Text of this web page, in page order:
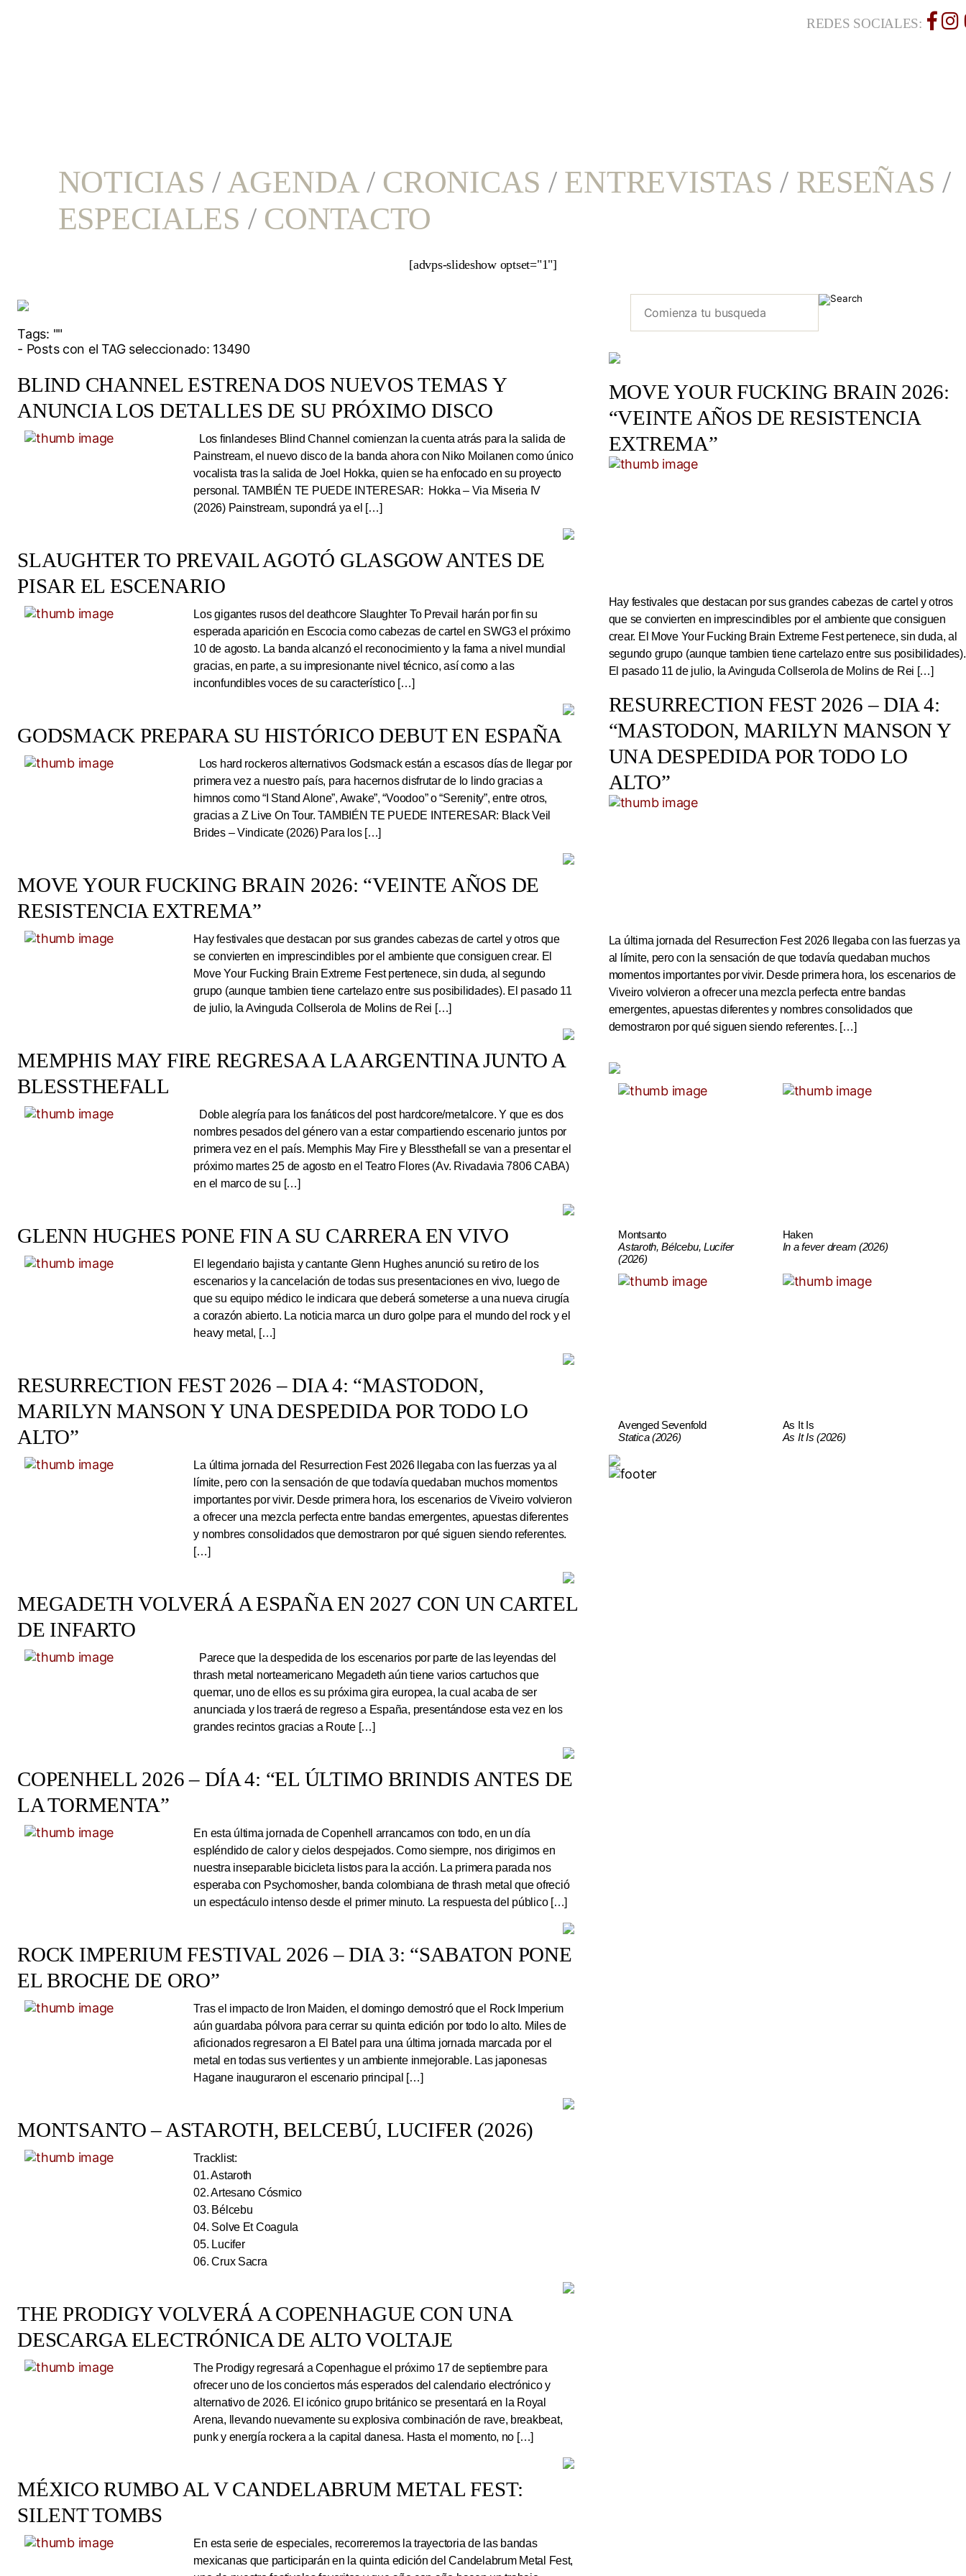
REDES SOCIALES:
NOTICIAS /AGENDA/ CRONICAS / ENTREVISTAS / RESEÑAS /
ESPECIALES / CONTACTO
[advps-slideshow optset="1"]
Tags: ""
- Posts con el TAG seleccionado: 13490
BLIND CHANNEL ESTRENA DOS NUEVOS TEMAS Y
ANUNCIA LOS DETALLES DE SU PRÓXIMO DISCO
Los finlandeses Blind Channel comienzan la cuenta atrás para la salida de
Painstream, el nuevo disco de la banda ahora con Niko Moilanen como único
vocalista tras la salida de Joel Hokka, quien se ha enfocado en su proyecto
personal. TAMBIÉN TE PUEDE INTERESAR: Hokka – Via Miseria IV
(2026) Painstream, supondrá ya el […]
SLAUGHTER TO PREVAIL AGOTÓ GLASGOW ANTES DE
PISAR EL ESCENARIO
Los gigantes rusos del deathcore Slaughter To Prevail harán por fin su
esperada aparición en Escocia como cabezas de cartel en SWG3 el próximo
10 de agosto. La banda alcanzó el reconocimiento y la fama a nivel mundial
gracias, en parte, a su impresionante nivel técnico, así como a las
inconfundibles voces de su característico […]
GODSMACK PREPARA SU HISTÓRICO DEBUT EN ESPAÑA
Los hard rockeros alternativos Godsmack están a escasos días de llegar por
primera vez a nuestro país, para hacernos disfrutar de lo lindo gracias a
himnos como “I Stand Alone”, Awake”, “Voodoo” o “Serenity”, entre otros,
gracias a Z Live On Tour. TAMBIÉN TE PUEDE INTERESAR: Black Veil
Brides – Vindicate (2026) Para los […]
MOVE YOUR FUCKING BRAIN 2026: “VEINTE AÑOS DE
RESISTENCIA EXTREMA”
Hay festivales que destacan por sus grandes cabezas de cartel y otros que
se convierten en imprescindibles por el ambiente que consiguen crear. El
Move Your Fucking Brain Extreme Fest pertenece, sin duda, al segundo
grupo (aunque tambien tiene cartelazo entre sus posibilidades). El pasado 11
de julio, la Avinguda Collserola de Molins de Rei […]
MEMPHIS MAY FIRE REGRESA A LA ARGENTINA JUNTO A
BLESSTHEFALL
Doble alegría para los fanáticos del post hardcore/metalcore. Y que es dos
nombres pesados del género van a estar compartiendo escenario juntos por
primera vez en el país. Memphis May Fire y Blessthefall se van a presentar el
próximo martes 25 de agosto en el Teatro Flores (Av. Rivadavia 7806 CABA)
en el marco de su […]
GLENN HUGHES PONE FIN A SU CARRERA EN VIVO
El legendario bajista y cantante Glenn Hughes anunció su retiro de los
escenarios y la cancelación de todas sus presentaciones en vivo, luego de
que su equipo médico le indicara que deberá someterse a una nueva cirugía
a corazón abierto. La noticia marca un duro golpe para el mundo del rock y el
heavy metal, […]
RESURRECTION FEST 2026 – DIA 4: “MASTODON,
MARILYN MANSON Y UNA DESPEDIDA POR TODO LO
ALTO”
La última jornada del Resurrection Fest 2026 llegaba con las fuerzas ya al
límite, pero con la sensación de que todavía quedaban muchos momentos
importantes por vivir. Desde primera hora, los escenarios de Viveiro volvieron
a ofrecer una mezcla perfecta entre bandas emergentes, apuestas diferentes
y nombres consolidados que demostraron por qué siguen siendo referentes.
[…]
MEGADETH VOLVERÁ A ESPAÑA EN 2027 CON UN CARTEL
DE INFARTO
Parece que la despedida de los escenarios por parte de las leyendas del
thrash metal norteamericano Megadeth aún tiene varios cartuchos que
quemar, uno de ellos es su próxima gira europea, la cual acaba de ser
anunciada y los traerá de regreso a España, presentándose esta vez en los
grandes recintos gracias a Route […]
COPENHELL 2026 – DÍA 4: “EL ÚLTIMO BRINDIS ANTES DE
LA TORMENTA”
En esta última jornada de Copenhell arrancamos con todo, en un día
espléndido de calor y cielos despejados. Como siempre, nos dirigimos en
nuestra inseparable bicicleta listos para la acción. La primera parada nos
esperaba con Psychomosher, banda colombiana de thrash metal que ofreció
un espectáculo intenso desde el primer minuto. La respuesta del público […]
ROCK IMPERIUM FESTIVAL 2026 – DIA 3: “SABATON PONE
EL BROCHE DE ORO”
Tras el impacto de Iron Maiden, el domingo demostró que el Rock Imperium
aún guardaba pólvora para cerrar su quinta edición por todo lo alto. Miles de
aficionados regresaron a El Batel para una última jornada marcada por el
metal en todas sus vertientes y un ambiente inmejorable. Las japonesas
Hagane inauguraron el escenario principal […]
MONTSANTO – ASTAROTH, BELCEBÚ, LUCIFER (2026)
Tracklist:
01. Astaroth
02. Artesano Cósmico
03. Bélcebu
04. Solve Et Coagula
05. Lucifer
06. Crux Sacra
THE PRODIGY VOLVERÁ A COPENHAGUE CON UNA
DESCARGA ELECTRÓNICA DE ALTO VOLTAJE
The Prodigy regresará a Copenhague el próximo 17 de septiembre para
ofrecer uno de los conciertos más esperados del calendario electrónico y
alternativo de 2026. El icónico grupo británico se presentará en la Royal
Arena, llevando nuevamente su explosiva combinación de rave, breakbeat,
punk y energía rockera a la capital danesa. Hasta el momento, no […]
MÉXICO RUMBO AL V CANDELABRUM METAL FEST:
SILENT TOMBS
En esta serie de especiales, recorreremos la trayectoria de las bandas
mexicanas que participarán en la quinta edición del Candelabrum Metal Fest,
MOVE YOUR FUCKING BRAIN 2026:
“VEINTE AÑOS DE RESISTENCIA
EXTREMA”
Hay festivales que destacan por sus grandes cabezas de cartel y otros
que se convierten en imprescindibles por el ambiente que consiguen
crear. El Move Your Fucking Brain Extreme Fest pertenece, sin duda, al
segundo grupo (aunque tambien tiene cartelazo entre sus posibilidades).
El pasado 11 de julio, la Avinguda Collserola de Molins de Rei […]
RESURRECTION FEST 2026 – DIA 4:
“MASTODON, MARILYN MANSON Y
UNA DESPEDIDA POR TODO LO
ALTO”
La última jornada del Resurrection Fest 2026 llegaba con las fuerzas ya
al límite, pero con la sensación de que todavía quedaban muchos
momentos importantes por vivir. Desde primera hora, los escenarios de
Viveiro volvieron a ofrecer una mezcla perfecta entre bandas
emergentes, apuestas diferentes y nombres consolidados que
demostraron por qué siguen siendo referentes. […]
Montsanto
Astaroth, Bélcebu, Lucifer
(2026)
Haken
In a fever dream (2026)
Avenged Sevenfold
Statica (2026)
As It Is
As It Is (2026)